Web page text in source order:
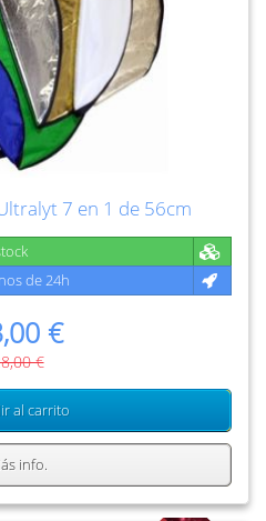
7 en 1 de 56cm
de 24h
€
€
al carrito
info.